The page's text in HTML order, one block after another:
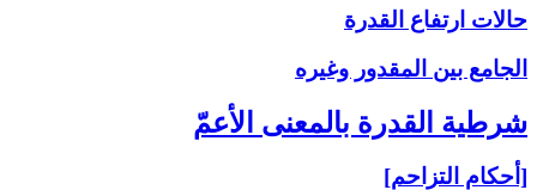
حالات ارتفاع القدرة
الجامع بين المقدور وغيره
شرطية القدرة بالمعنى‏ الأعمّ‏
[أحكام التزاحم]